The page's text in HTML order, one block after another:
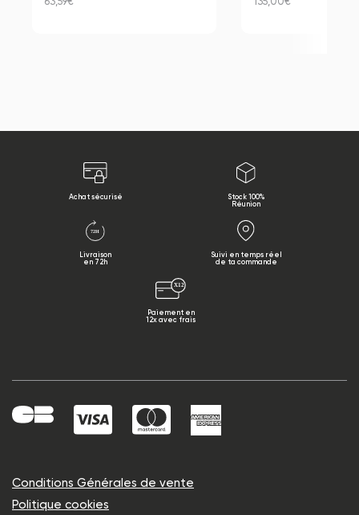
Achat sécurisé
Stock 100%
Réunion
Livraison
en 72h
Suivi en temps réel
de ta commande
Paiement en
12x avec frais
Conditions Générales de vente
Politique cookies